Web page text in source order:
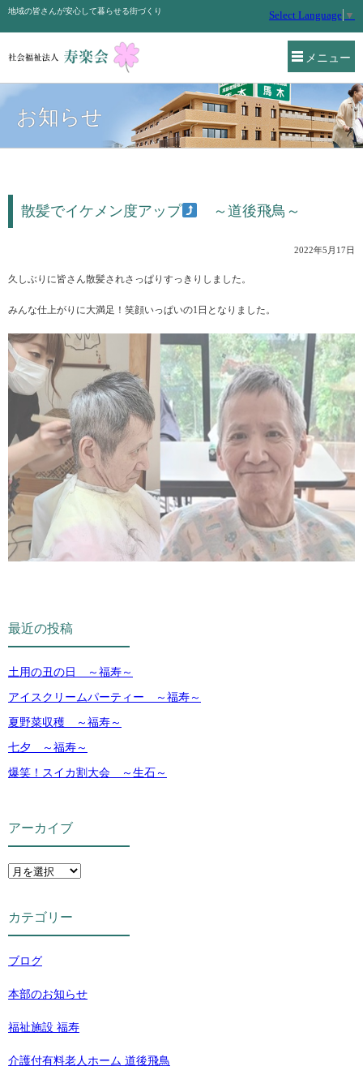
メニュー
地域の皆さんが安心して暮らせる街づくり Select Language ▼
お知らせ
散髪でイケメン度アップ ～道後飛鳥～
2022年5月17日
久しぶりに皆さん散髪されさっぱりすっきりしました。
みんな仕上がりに大満足！笑顔いっぱいの1日となりました。
最近の投稿
土用の丑の日 ～福寿～
アイスクリームパーティー ～福寿～
夏野菜収穫 ～福寿～
七夕 ～福寿～
爆笑！スイカ割大会 ～生石～
アーカイブ
カテゴリー
ブログ
本部のお知らせ
福祉施設 福寿
介護付有料老人ホーム 道後飛鳥